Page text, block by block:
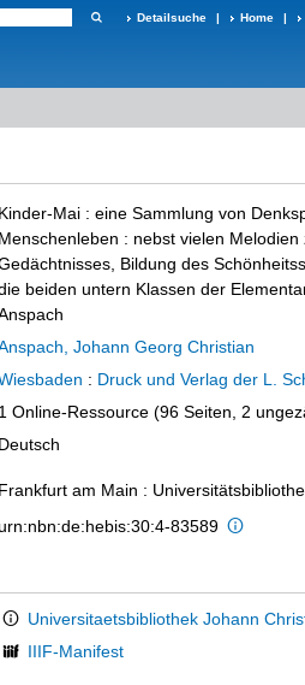
Detailsuche | Home |
Kinder-Mai : eine Sammlung von
Menschenleben : nebst vielen
Bildung des
beiden untern Klassen der
Johann Georg Christian
: Druck und Verlag der L.
1 Online-Ressource (96 Seiten, 2
Deutsch
Frankfurt am Main :
83589
Universitaetsbibliothek Johann
IIIF-Manifest